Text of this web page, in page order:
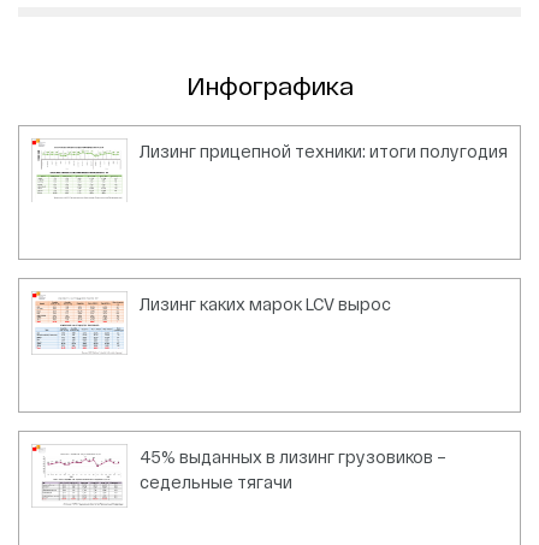
Инфографика
Лизинг прицепной техники: итоги полугодия
Лизинг каких марок LCV вырос
45% выданных в лизинг грузовиков –
седельные тягачи